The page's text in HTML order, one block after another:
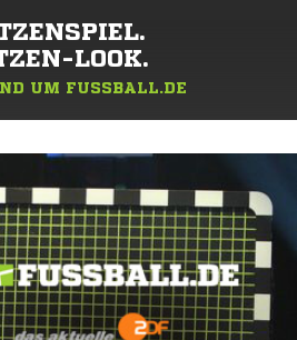
LOOK.
UM FUSSBALL.DE